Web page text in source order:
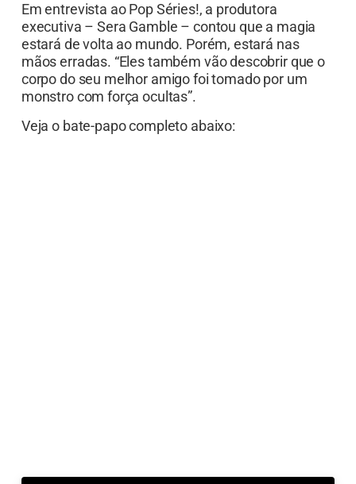
Em entrevista ao Pop Séries!, a produtora
executiva – Sera Gamble – contou que a magia
estará de volta ao mundo. Porém, estará nas
mãos erradas. “Eles também vão descobrir que o
corpo do seu melhor amigo foi tomado por um
monstro com força ocultas”.
Veja o bate-papo completo abaixo: